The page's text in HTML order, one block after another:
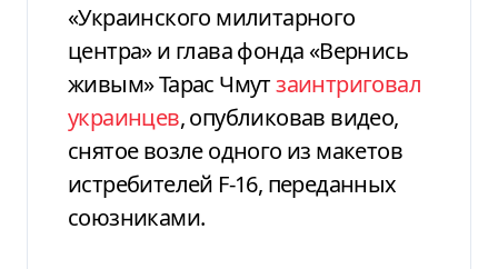
«Украинского милитарного
центра» и глава фонда «Вернись
живым» Тарас Чмутзаинтриговал
украинцев, опубликовав видео,
снятое возле одного из макетов
истребителей F-16, переданных
союзниками.